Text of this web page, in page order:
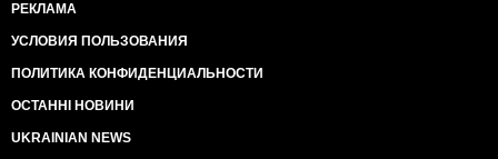
РЕКЛАМА
УСЛОВИЯ ПОЛЬЗОВАНИЯ
ПОЛИТИКА КОНФИДЕНЦИАЛЬНОСТИ
ОСТАННІ НОВИНИ
UKRAINIAN NEWS